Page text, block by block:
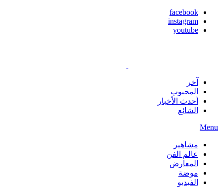
facebook
instagram
youtube
آخر
المحبوب
أحدث الأخبار
الشائع
Menu
مشاهير
عالم الفن
المعارض
موضة
الفيديو